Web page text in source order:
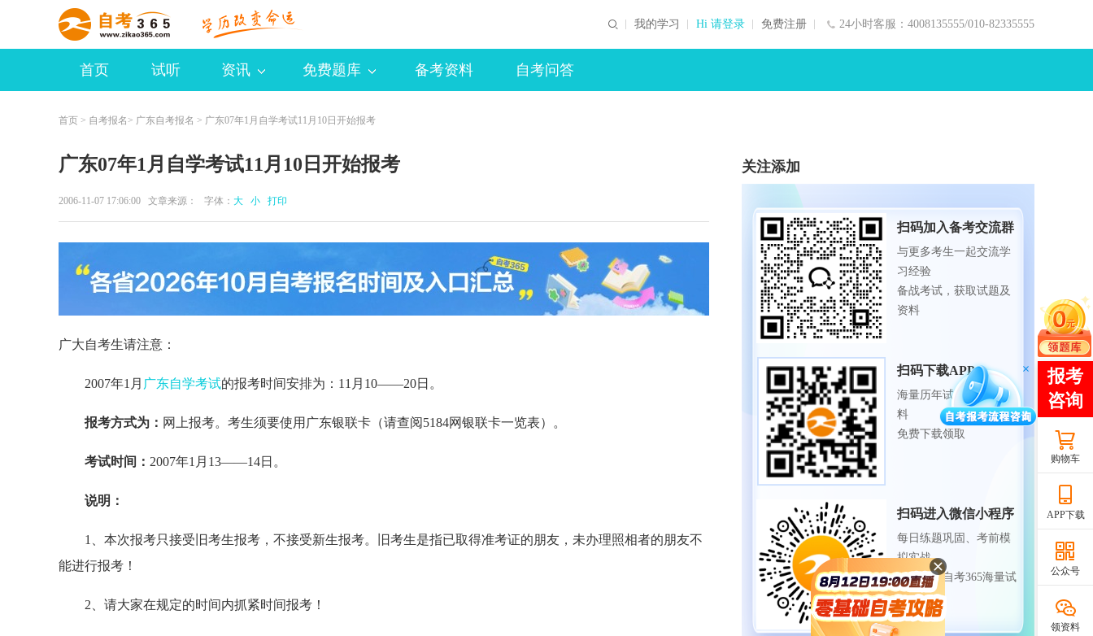
24小时客服：4008135555/010-82335555
我的学习 Hi 请登录 免费注册
首页 试听 资讯 免费题库 备考资料 自考问答
首页 > 自考报名 > 广东自考报名 > 广东07年1月自学考试11月10日开始报考
广东07年1月自学考试11月10日开始报考
2006-11-07 17:06:00 文章来源： 字体： 大 小 打印
广大自考生请注意：
2007年1月 广东自学考试的报考时间安排为：11月10——20日。
报考方式为： 网上报考。考生须要使用广东银联卡（请查阅5184网银联卡一览表）。
考试时间： 2007年1月13——14日。
说明：
1、本次报考只接受旧考生报考，不接受新生报考。旧考生是指已取得准考证的朋友，未办理照相者的朋友不
能进行报考！
2、请大家在规定的时间内抓紧时间报考！
关注添加
扫码加入备考交流群
与更多考生一起交流学
习经验
备战考试，获取试题及
资料
扫码下载APP
海量历年试题、备考资
料
免费下载领取
扫码进入微信小程序
每日练题巩固、考前模
拟实战
免费体验自考365海量试
题
购物车
APP下载
公众号
领资料